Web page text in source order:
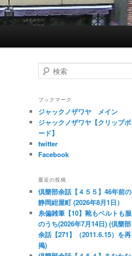
検
索
ブックマーク
ジャックノザワヤ メイン
ジャックノザワヤ【クリップボ
ード】
twitter
Facebook
最近の投稿
倶樂部余話【４５５】46年前の
静岡紺屋町 (2026年8月1日）
糸偏雑筆【10】靴もベルトも服
のうち(2026年7月14日) (倶樂部
余話【271】（2011.6.15）を再
掲)